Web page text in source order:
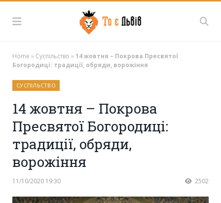
Home » Суспільство » 14 жовтня – Покрова Пресвятої
Богородиці: традиції, обряди, ворожіння
СУСПІЛЬСТВО
14 жовтня – Покрова
Пресвятої Богородиці:
традиції, обряди,
ворожіння
11/10/2020 19:30 2502